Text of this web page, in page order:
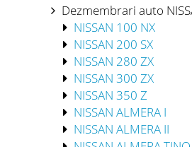
Dezmembrari auto
NISSAN 100 NX
NISSAN 200 SX
NISSAN 280 ZX
NISSAN 300 ZX
NISSAN 350 Z
NISSAN ALMERA I
NISSAN ALMERA II